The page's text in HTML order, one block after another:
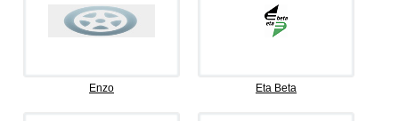
Enzo Eta Beta